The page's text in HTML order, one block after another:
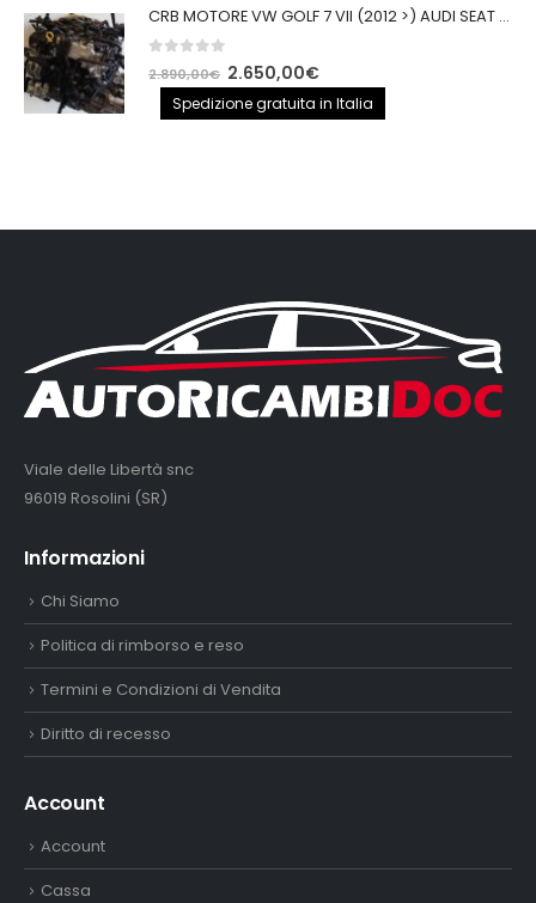
CRB MOTORE VW GOLF 7 VII (2012 >) AUDI SEAT 2.0TDI 150CV CRB IMPIANTO BOSCH
out of 5
2.890,00€ Il
prezzo
originale
2.650,00€Il
prezzo
attuale
Spedizione gratuita in Italia
Viale delle Libertà snc
96019 Rosolini (SR)
Informazioni
Chi Siamo
Politica di rimborso e reso
Termini e Condizioni di Vendita
Diritto di recesso
Account
Account
Cassa